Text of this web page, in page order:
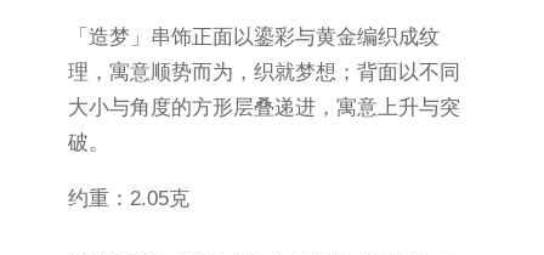
「造梦」串饰正面以鎏彩与黄金编织成纹
理，寓意顺势而为，织就梦想；背面以不同
大小与角度的方形层叠递进，寓意上升与突
破。
约重：2.05克